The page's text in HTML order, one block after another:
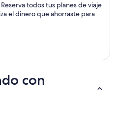
todos tus planes de viaje
el dinero que ahorraste para
con